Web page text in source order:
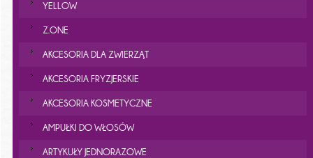
YELLOW
Z.ONE
AKCESORIA DLA ZWIERZĄT
AKCESORIA FRYZJERSKIE
AKCESORIA KOSMETYCZNE
AMPUŁKI DO WŁOSÓW
ARTYKUŁY JEDNORAZOWE